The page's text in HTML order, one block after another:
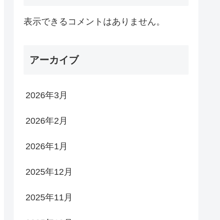
表示できるコメントはありません。
アーカイブ
2026年3月
2026年2月
2026年1月
2025年12月
2025年11月